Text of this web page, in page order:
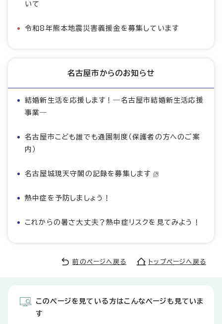
いて
令和8年熊本地震災害義援金を募集しています
名古屋市からのお知らせ
結婚新生活を応援します！―名古屋市結婚新生活応援
事業―
名古屋市こども誰でも通園制度（保護者の方へのご案
内）
名古屋城現天守閣の記録を募集します
熱中症を予防しましょう！
これからの暑さ大丈夫？熱中症リスクを見てみよう！
前のページへ戻る トップページへ戻る
このページを見ている方はこんなページも見ていま
す